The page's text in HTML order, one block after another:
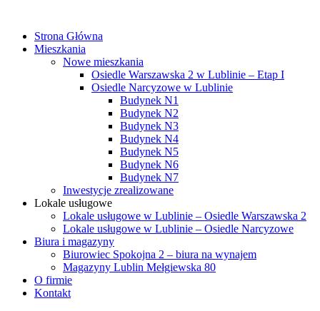
Strona Główna
Mieszkania
Nowe mieszkania
Osiedle Warszawska 2 w Lublinie – Etap I
Osiedle Narcyzowe w Lublinie
Budynek N1
Budynek N2
Budynek N3
Budynek N4
Budynek N5
Budynek N6
Budynek N7
Inwestycje zrealizowane
Lokale usługowe
Lokale usługowe w Lublinie – Osiedle Warszawska 2
Lokale usługowe w Lublinie – Osiedle Narcyzowe
Biura i magazyny
Biurowiec Spokojna 2 – biura na wynajem
Magazyny Lublin Mełgiewska 80
O firmie
Kontakt